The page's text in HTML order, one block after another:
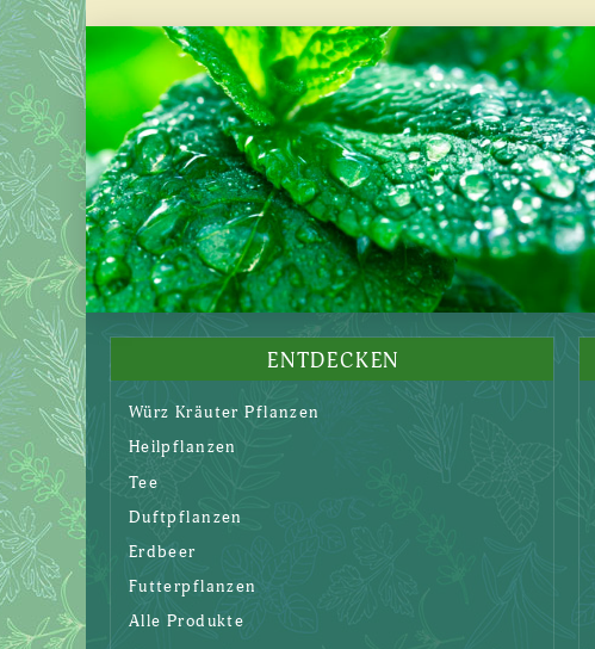
ENTDECKEN
Würz Kräuter Pflanzen
Heilpflanzen
Tee
Duftpflanzen
Erdbeer
Futterpflanzen
Alle Produkte